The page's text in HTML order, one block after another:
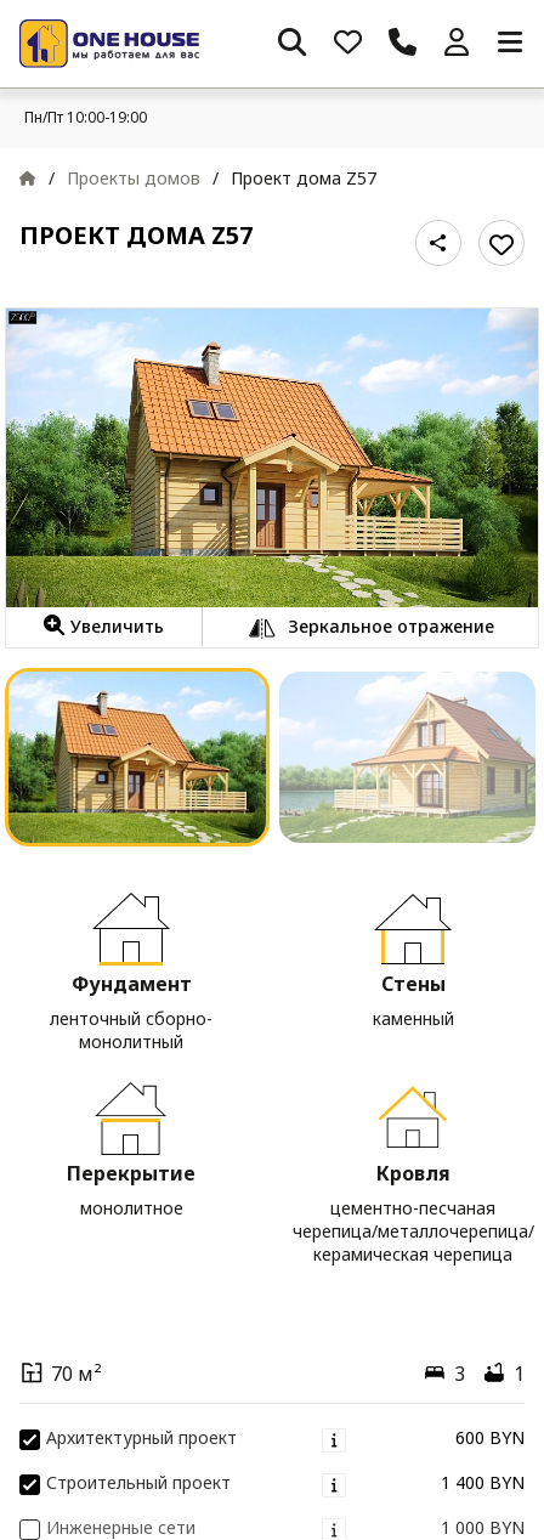
Пн/Пт 10:00-19:00
/ Проекты домов / Проект дома Z57
ПРОЕКТ ДОМА Z57
Увеличить Зеркальное отражение
Фундамент
ленточный сборно-
монолитный
Стены
каменный
Перекрытие
монолитное
Кровля
цементно-песчаная
черепица/металлочерепица/
керамическая черепица
70 м² 3 1
Архитектурный проект
600 BYN
Строительный проект
1 400 BYN
Инженерные сети
1 000 BYN